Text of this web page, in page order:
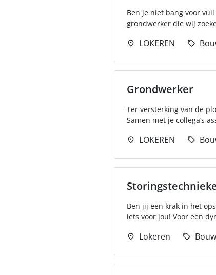
Ben je niet bang voor
grondwerker die wij
LOKEREN
Grondwerker
Ter versterking van de
Samen met je collega’s
LOKEREN
Ben jij een krak in het
iets voor jou! Voor een
Lokeren Bouw